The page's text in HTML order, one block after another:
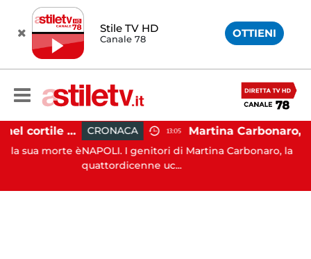
Stile TV HD
Canale 78 OTTIENI
Salerno, cadavere nel cortile di un palazzo: indaga la Polizia
morte è
CRONACA 13:05
NAPOLI. I genitori di Martina Carbonaro, la
quattordicenne uc...